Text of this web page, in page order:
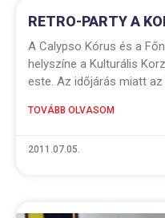
RETRO-PARTY A
A Calypso Kórus és a
helyszíne a Kulturális
este. Az időjárás miatt
TOVÁBB OLVASOM
2011.07.05.